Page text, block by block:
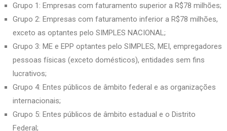
Grupo 1: Empresas com faturamento superior a R$78 milhões;
Grupo 2: Empresas com faturamento inferior a R$78 milhões,
exceto as optantes pelo SIMPLES NACIONAL;
Grupo 3: ME e EPP optantes pelo SIMPLES, MEI, empregadores
pessoas físicas (exceto domésticos), entidades sem fins
lucrativos;
Grupo 4: Entes públicos de âmbito federal e as organizações
internacionais;
Grupo 5: Entes públicos de âmbito estadual e o Distrito
Federal;